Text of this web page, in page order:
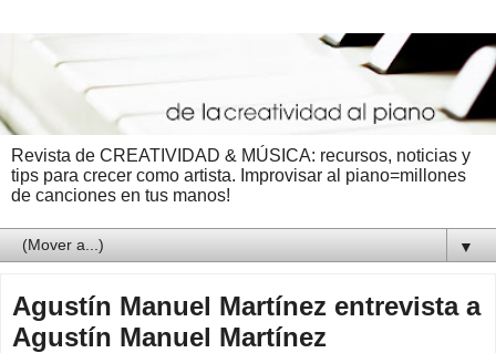
Revista de CREATIVIDAD & MÚSICA: recursos, noticias y
tips para crecer como artista. Improvisar al piano=millones
de canciones en tus manos!
▼
Agustín Manuel Martínez entrevista a
Agustín Manuel Martínez